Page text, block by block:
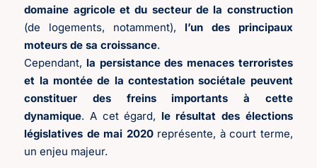
domaine agricole et du secteur de la construction
(de logements, notamment), l’un des principaux
moteurs de sa croissance.
Cependant, la persistance des menaces terroristes
et la montée de la contestation sociétale peuvent
constituer des freins importants à cette
dynamique. A cet égard, le résultat des élections
législatives de mai 2020représente, à court terme,
un enjeu majeur.